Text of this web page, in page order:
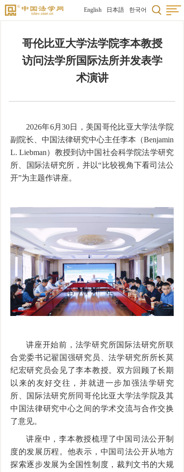
English 日本語 한국어
哥伦比亚大学法学院李本教授
访问法学所国际法所并发表学
术演讲
2026年6月30日，美国哥伦比亚大学法学院
副院长、中国法律研究中心主任李本（Benjamin
L. Liebman）教授到访中国社会科学院法学研究
所、国际法研究所，并以“比较视角下看司法公
开”为主题作讲座。
讲座开始前，法学研究所国际法研究所联
合党委书记翟国强研究员、法学研究所所长莫
纪宏研究员会见了李本教授。双方回顾了长期
以来的友好交往，并就进一步加强法学研究
所、国际法研究所同哥伦比亚大学法学院及其
中国法律研究中心之间的学术交流与合作交换
了意见。
讲座中，李本教授梳理了中国司法公开制
度的发展历程。他表示，中国司法公开从地方
探索逐步发展为全国性制度，裁判文书的大规